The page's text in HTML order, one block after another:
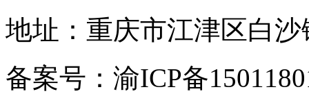
地址：重庆市江津区白
备案号：渝ICP备